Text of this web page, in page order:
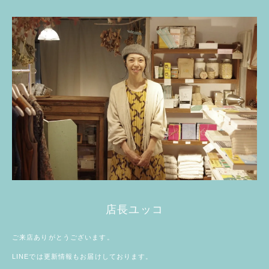
店長ユッコ
ご来店ありがとうございます。
LINEでは更新情報もお届けしております。